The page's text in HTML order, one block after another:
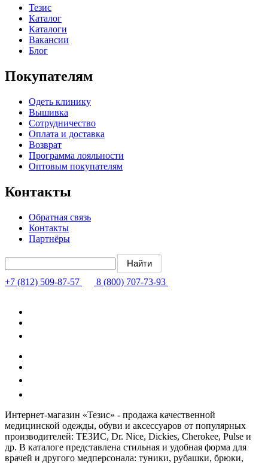
Тезис
Каталог
Каталоги
Вакансии
Блог
Покупателям
Одеть клинику
Вышивка
Сотрудничество
Оплата и доставка
Возврат
Программа лояльности
Оптовым покупателям
Контакты
Обратная связь
Контакты
Партнёры
+7 (812) 509-87-57 8 (800) 707-73-93
Интернет-магазин «Тезис» - продажа качественной
медицинской одежды, обуви и аксессуаров от популярных
производителей: ТЕЗИС, Dr. Nice, Dickies, Cherokee, Pulse и
др. В каталоге представлена стильная и удобная форма для
врачей и другого медперсонала: туники, рубашки, брюки,